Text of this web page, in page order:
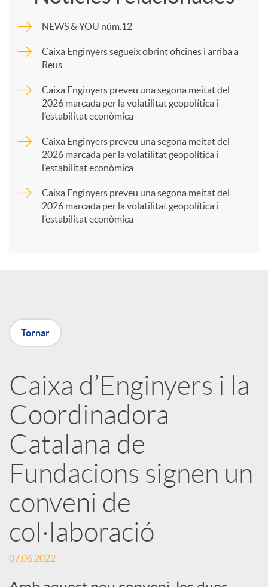
p
a
X
r
x
e
s
S
NEWS & YOU núm.12
Caixa Enginyers segueix obrint oficines i arriba a
Reus
Caixa Enginyers preveu una segona meitat del
2026 marcada per la volatilitat geopolítica i
l’estabilitat econòmica
Caixa Enginyers preveu una segona meitat del
2026 marcada per la volatilitat geopolítica i
l’estabilitat econòmica
Caixa Enginyers preveu una segona meitat del
2026 marcada per la volatilitat geopolítica i
l’estabilitat econòmica
Tornar
Caixa d’Enginyers i la
Coordinadora
Catalana de
Fundacions signen un
conveni de
col·laboració
07.06.2022